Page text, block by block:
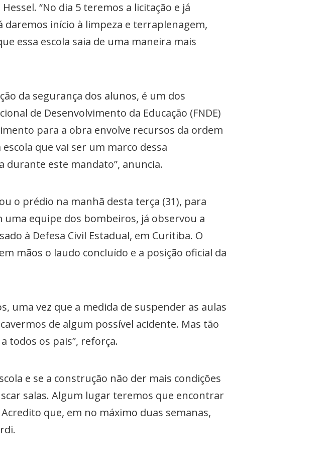
“No dia 5 teremos a licitação e já
início à limpeza e terraplenagem,
essa escola saia de uma maneira mais
da segurança dos alunos, é um dos
de Desenvolvimento da Educação (FNDE)
para a obra envolve recursos da ordem
que vai ser um marco dessa
durante este mandato”, anuncia.
o prédio na manhã desta terça (31), para
uma equipe dos bombeiros, já observou a
à Defesa Civil Estadual, em Curitiba. O
mãos o laudo concluído e a posição oficial da
uma vez que a medida de suspender as aulas
de algum possível acidente. Mas tão
todos os pais”, reforça.
e se a construção não der mais condições
salas. Algum lugar teremos que encontrar
que, em no máximo duas semanas,